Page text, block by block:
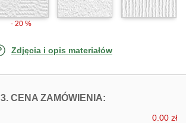
- 20 %
Zdjęcia i opis materiałów
3. CENA ZAMÓWIENIA:FOTOTAPETY
0.00 zł